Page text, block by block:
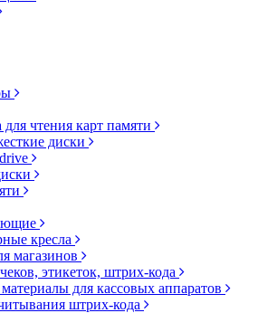
для чтения карт памяти
диски
кресла
магазинов
этикеток, штрих-кода
для кассовых аппаратов
штрих-кода